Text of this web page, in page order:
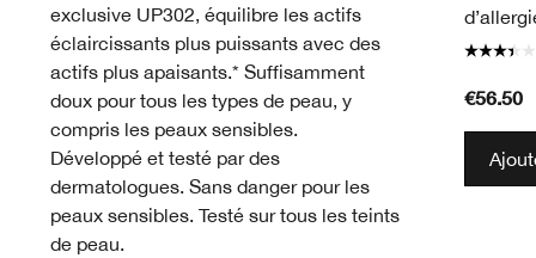
exclusive UP302, équilibre les actifs
éclaircissants plus puissants avec des
actifs plus apaisants.* Suffisamment
doux pour tous les types de peau, y
compris les peaux sensibles.
Développé et testé par des
dermatologues. Sans danger pour les
peaux sensibles. Testé sur tous les teints
de peau.
€56.50